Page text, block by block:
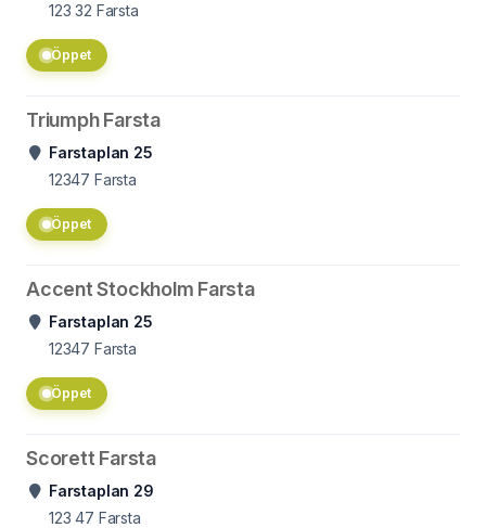
123 32 Farsta
Öppet
Triumph Farsta
Farstaplan 25
12347 Farsta
Öppet
Accent Stockholm Farsta
Farstaplan 25
12347 Farsta
Öppet
Scorett Farsta
Farstaplan 29
123 47 Farsta